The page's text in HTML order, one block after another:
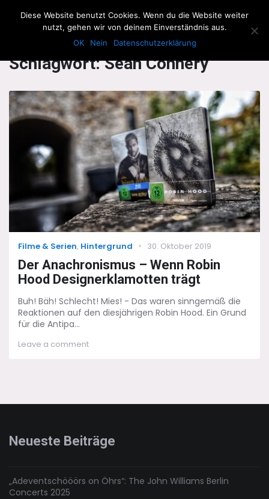
The Howling Men
Schlagwort:Sean Connery
Categories
Filme & Serien, Hintergrund
Posted
30. Oktober 2019
Der Anachronismus – Wenn Robin
Hood Designerklamotten trägt
Buh! Bäh! Schlecht! Mies! - Das waren sinngemäß die
Reaktionen auf den diesjährigen Robin Hood. Ein Grund
für die Antipa...
Leave a commenton
Neueste Beiträge
„Adeventschööörs on Öhrs“: The John Williams Berlin
Concerts 2025
Diese Website benutzt Cookies. Wenn du die Website weiter
nutzt, gehen wir von deinem Einverständnis aus.
OK
Nein Datenschutzerklärung